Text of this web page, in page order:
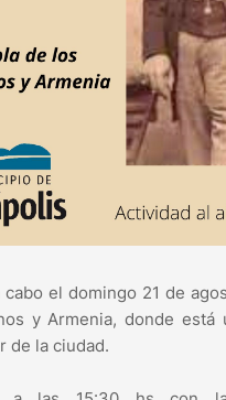
cabo el domingo 21 de
y Armenia, donde está
de la ciudad.